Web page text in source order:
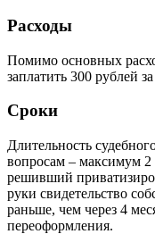
Расходы
Помимо основных
заплатить 300 рублей
Сроки
Длительность
вопросам – максимум 2
решивший
руки свидетельство
раньше, чем через 4
переоформления.